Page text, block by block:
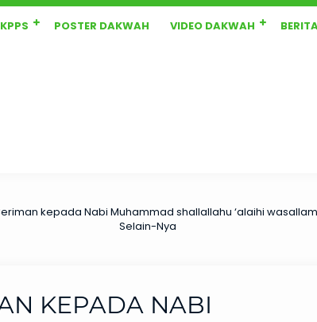
POSTER DAKWAH VIDEO DAKWAH
kepada Nabi Muhammad shallallahu ‘alaihi
Selain-Nya
KEPADA NABI